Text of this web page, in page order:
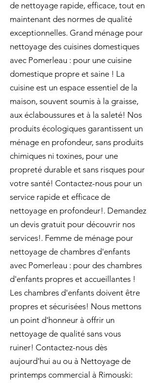
de nettoyage rapide, efficace, tout en
maintenant des normes de qualité
exceptionnelles. Grand ménage pour
nettoyage des cuisines domestiques
avec Pomerleau : pour une cuisine
domestique propre et saine ! La
cuisine est un espace essentiel de la
maison, souvent soumis à la graisse,
aux éclaboussures et à la saleté! Nos
produits écologiques garantissent un
ménage en profondeur, sans produits
chimiques ni toxines, pour une
propreté durable et sans risques pour
votre santé! Contactez-nous pour un
service rapide et efficace de
nettoyage en profondeur!. Demandez
un devis gratuit pour découvrir nos
services!. Femme de ménage pour
nettoyage de chambres d'enfants
avec Pomerleau : pour des chambres
d'enfants propres et accueillantes !
Les chambres d'enfants doivent être
propres et sécurisées! Nous mettons
un point d'honneur à offrir un
nettoyage de qualité sans vous
ruiner! Contactez-nous dès
aujourd'hui au ou à Nettoyage de
printemps commercial à Rimouski: